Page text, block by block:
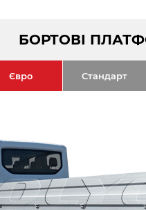
БОРТОВІ
Євро Стандарт